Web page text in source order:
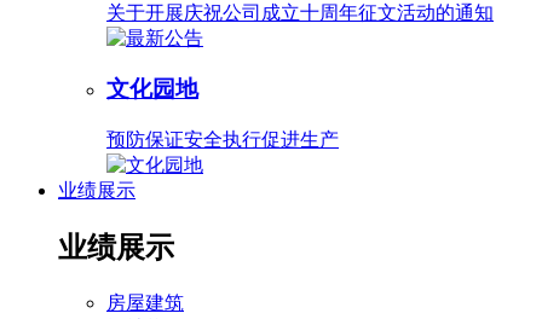
关于开展庆祝公司成立十周年征文活动的通知
文化园地
预防保证安全执行促进生产
业绩展示
业绩展示
房屋建筑